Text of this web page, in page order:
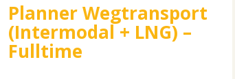
Planner Wegtransport
(Intermodal + LNG) –
Fulltime